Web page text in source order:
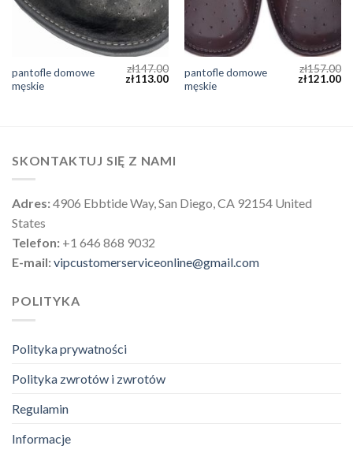
pantofle domowe
męskie
zł147.00
zł113.00
pantofle domowe
męskie
zł157.00
zł121.00
SKONTAKTUJ SIĘ Z NAMI
Adres:4906 Ebbtide Way, San Diego, CA 92154 United
States
Telefon: +1 646 868 9032
E-mail:vipcustomerserviceonline@gmail.com
POLITYKA
Polityka prywatności
Polityka zwrotów i zwrotów
Regulamin
Informacje